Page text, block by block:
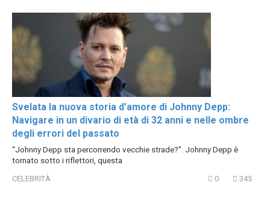
Svelata la nuova storia d’amore di Johnny Depp:
Navigare in un divario di età di 32 anni e nelle ombre
degli errori del passato
“Johnny Depp sta percorrendo vecchie strade?”. Johnny Depp è
tornato sotto i riflettori, questa
CELEBRITÀ 0 345